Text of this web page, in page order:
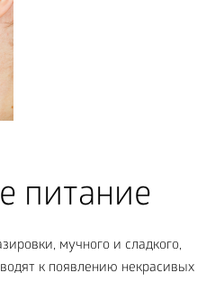
питание
мучного и сладкого,
к появлению некрасивых